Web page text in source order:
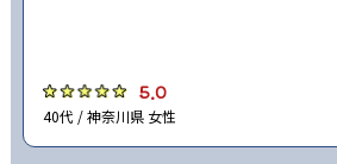
5.0
40代 / 神奈川県 女性